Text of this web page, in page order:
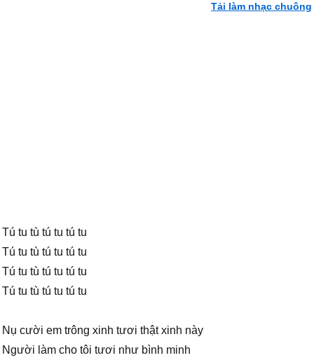
Tải làm nhạc chuông
Tú tu tù tú tu tú tu
Tú tu tù tú tu tú tu
Tú tu tù tú tu tú tu
Tú tu tù tú tu tú tu
Nụ cười em trông xinh tươi thật xinh này
Người làm cho tôi tươi như bình minh